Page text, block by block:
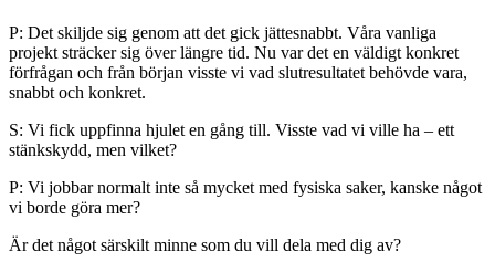
P: Det skiljde sig genom att det gick jättesnabbt. Våra vanliga
projekt sträcker sig över längre tid. Nu var det en väldigt konkret
förfrågan och från början visste vi vad slutresultatet behövde vara,
snabbt och konkret.
S: Vi fick uppfinna hjulet en gång till. Visste vad vi ville ha – ett
stänkskydd, men vilket?
P: Vi jobbar normalt inte så mycket med fysiska saker, kanske något
vi borde göra mer?
Är det något särskilt minne som du vill dela med dig av?